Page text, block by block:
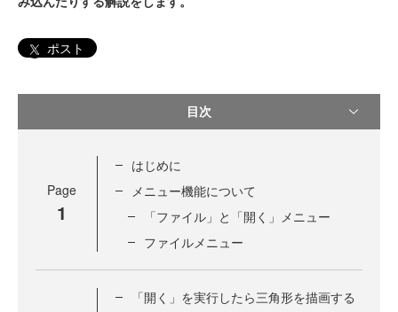
ポスト
目次
Page
1
はじめに
メニュー機能について
「ファイル」と「開く」メニュー
ファイルメニュー
「開く」を実行したら三角形を描画する